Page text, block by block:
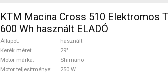
KTM Macina Cross 510 Elektromos
600 Wh használt ELADÓ
Állapot
használt
Kerék méret
29"
Motor márka
Shimano
Motor teljesítménye
250 W